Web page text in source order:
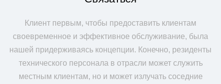
Клиент первым, чтобы предоставить клиентам
своевременное и эффективное обслуживание, была
нашей придерживаясь концепции. Конечно, резиденты
технического персонала в отрасли может служить
местным клиентам, но и может излучать соседние